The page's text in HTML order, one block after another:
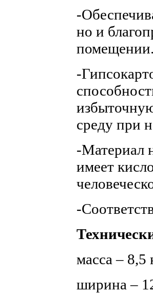
-
но и
-
среду при
-Материал
имеет
-
масса – 8,5
ширина –